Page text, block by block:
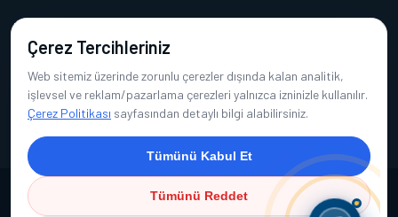
Hakkımızda
Hizmetler
İletişim
Copyright © 2026 Beylikdüzü Su Sürücü Kursu | Tüm Hakları Saklıdır.
Çerez Tercihleriniz
Web sitemiz üzerinde zorunlu çerezler dışında kalan analitik,
işlevsel ve reklam/pazarlama çerezleri yalnızca izninizle kullanılır.
Çerez Politikası sayfasından detaylı bilgi alabilirsiniz.
Tümünü Kabul Et
Tümünü Reddet